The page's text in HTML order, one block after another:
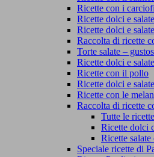
Ricette con i carciofi
Ricette dolci e
Ricette dolci e
Raccolta di ricette
Torte salate –
Ricette dolci e
Ricette con il pollo
Ricette dolci e
Ricette con le
Raccolta di ricette
Tutte le
Ricette dolci
Ricette
Speciale ricette di